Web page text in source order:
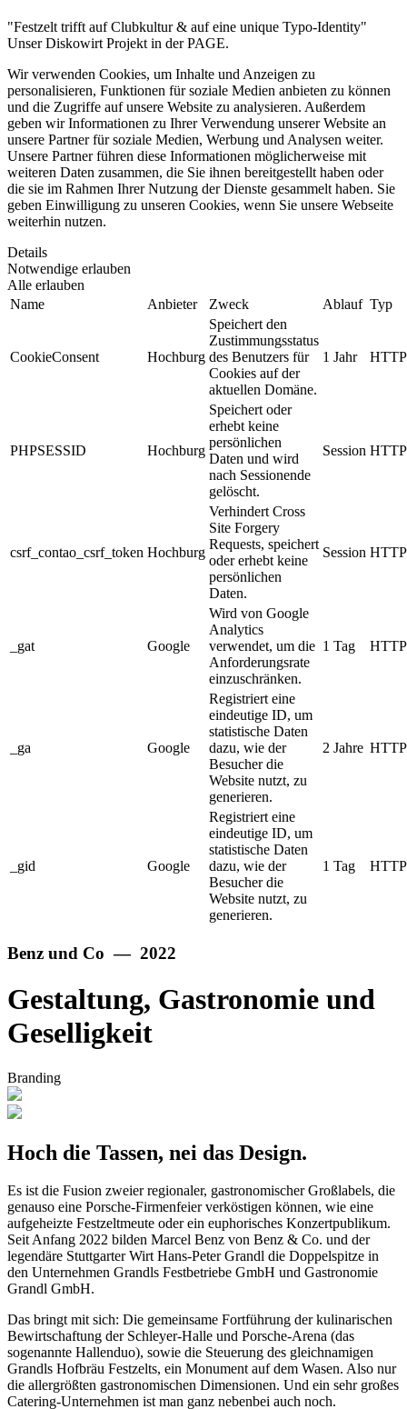
"Festzelt trifft auf Clubkultur & auf eine unique Typo-Identity"
Unser Diskowirt Projekt in der PAGE.
Wir verwenden Cookies, um Inhalte und Anzeigen zu
personalisieren, Funktionen für soziale Medien anbieten zu können
und die Zugriffe auf unsere Website zu analysieren. Außerdem
geben wir Informationen zu Ihrer Verwendung unserer Website an
unsere Partner für soziale Medien, Werbung und Analysen weiter.
Unsere Partner führen diese Informationen möglicherweise mit
weiteren Daten zusammen, die Sie ihnen bereitgestellt haben oder
die sie im Rahmen Ihrer Nutzung der Dienste gesammelt haben. Sie
geben Einwilligung zu unseren Cookies, wenn Sie unsere Webseite
weiterhin nutzen.
Details
Notwendige erlauben
Alle erlauben
Name
Anbieter Zweck Ablauf Typ
CookieConsent Hochburg
Speichert den
Zustimmungsstatus
des Benutzers für
Cookies auf der
aktuellen Domäne.
1 Jahr HTTP
PHPSESSID Hochburg
Speichert oder
erhebt keine
persönlichen
Daten und wird
nach Sessionende
gelöscht.
Session HTTP
csrf_contao_csrf_token Hochburg
Verhindert Cross
Site Forgery
Requests, speichert
oder erhebt keine
persönlichen
Daten.
Session HTTP
_gat Google
Wird von Google
Analytics
verwendet, um die
Anforderungsrate
einzuschränken.
1 Tag HTTP
_ga Google
Registriert eine
eindeutige ID, um
statistische Daten
dazu, wie der
Besucher die
Website nutzt, zu
generieren.
2 Jahre HTTP
_gid Google
Registriert eine
eindeutige ID, um
statistische Daten
dazu, wie der
Besucher die
Website nutzt, zu
generieren.
1 Tag HTTP
Benz und Co — 2022
Gestaltung, Gastronomie und
Geselligkeit
Branding
Hoch die Tassen, nei das Design.
Es ist die Fusion zweier regionaler, gastronomischer Großlabels, die
genauso eine Porsche-Firmenfeier verköstigen können, wie eine
aufgeheizte Festzeltmeute oder ein euphorisches Konzertpublikum.
Seit Anfang 2022 bilden Marcel Benz von Benz & Co. und der
legendäre Stuttgarter Wirt Hans-Peter Grandl die Doppelspitze in
den Unternehmen Grandls Festbetriebe GmbH und Gastronomie
Grandl GmbH.
Das bringt mit sich: Die gemeinsame Fortführung der kulinarischen
Bewirtschaftung der Schleyer-Halle und Porsche-Arena (das
sogenannte Hallenduo), sowie die Steuerung des gleichnamigen
Grandls Hofbräu Festzelts, ein Monument auf dem Wasen. Also nur
die allergrößten gastronomischen Dimensionen. Und ein sehr großes
Catering-Unternehmen ist man ganz nebenbei auch noch.